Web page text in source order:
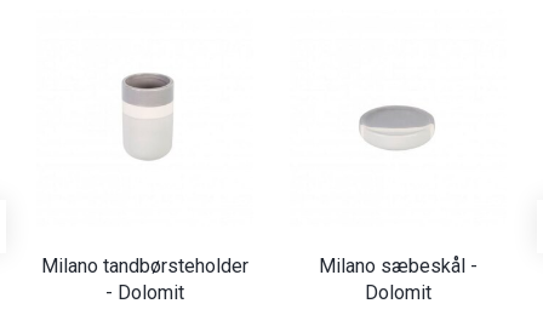
Milano tandbørsteholder
- Dolomit
Milano sæbeskål -
Dolomit